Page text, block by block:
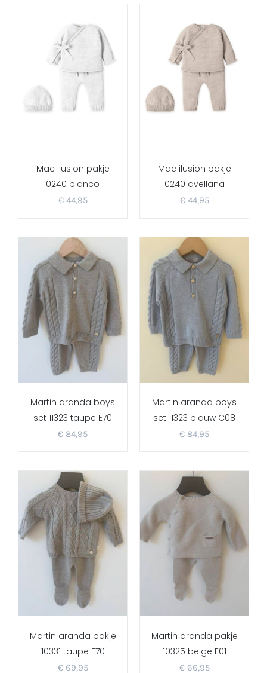
Mac ilusion pakje
0240 blanco
€44,95
Mac ilusion pakje
0240 avellana
€44,95
Martin aranda boys
set 11323 taupe E70
€ 84,95
Martin aranda boys
set 11323 blauw C08
€ 84,95
Martin aranda pakje
10331 taupe E70
€69,95
Martin aranda pakje
10325 beige E01
€66,95